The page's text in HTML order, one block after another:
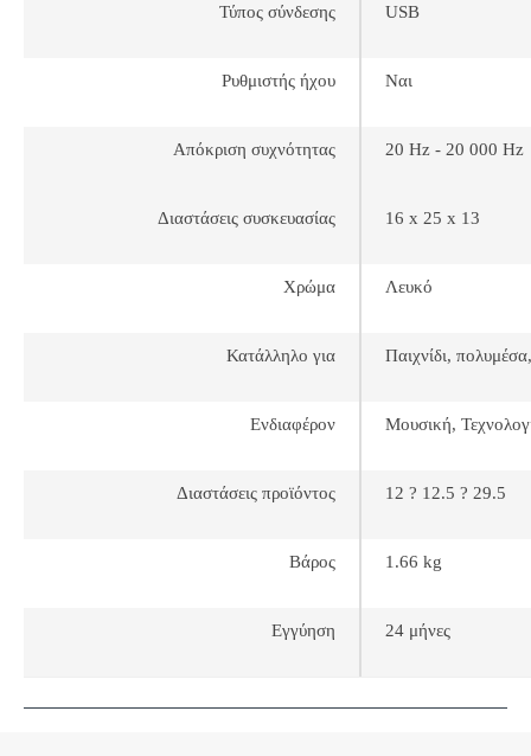
Τύπος σύνδεσης USB
Ρυθμιστής ήχου Ναι
Απόκριση συχνότητας 20 Hz - 20 000 Hz
Διαστάσεις συσκευασίας 16 x 25 x 13
Χρώμα Λευκό
Κατάλληλο για Παιχνίδι,
Ενδιαφέρον Μουσική,
Διαστάσεις προϊόντος 12 ? 12.5 ? 29.5
Βάρος 1.66 kg
Εγγύηση 24 μήνες